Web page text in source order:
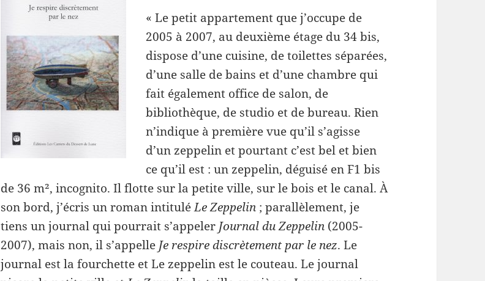
« Le petit appartement que j’occupe de
2005 à 2007, au deuxième étage du 34 bis,
dispose d’une cuisine, de toilettes séparées,
d’une salle de bains et d’une chambre qui
fait également office de salon, de
bibliothèque, de studio et de bureau. Rien
n’indique à première vue qu’il s’agisse
d’un zeppelin et pourtant c’est bel et bien
ce qu’il est : un zeppelin, déguisé en F1 bis
de 36 m², incognito. Il flotte sur la petite ville, sur le bois et le canal. À
son bord, j’écris un roman intituléLe Zeppelin ; parallèlement, je
tiens un journal qui pourrait s’appeler Journal du Zeppelin (2005-
2007), mais non, il s’appelle Je respire discrètement par le nez. Le
journal est la fourchette et Le zeppelin est le couteau. Le journal